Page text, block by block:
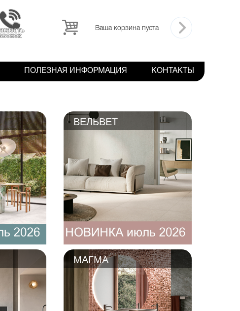
Ваша корзина пуста
ПОЛЕЗНАЯ ИНФОРМАЦИЯ КОНТАКТЫ
ВЕЛЬВЕТ
МАГМА